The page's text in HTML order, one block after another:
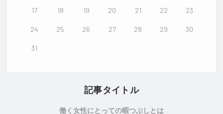
17 18 19 20 21 22 23
24 25 26 27 28 29 30
31
記事タイトル
働く女性にとっての暇つぶしとは